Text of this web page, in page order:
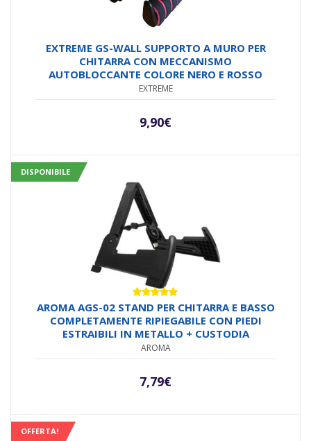
EXTREME GS-WALL SUPPORTO A MURO PER
CHITARRA CON MECCANISMO
AUTOBLOCCANTE COLORE NERO E ROSSO
EXTREME
9,90€
DISPONIBILE
Valutato
5.00su 5
AROMA AGS-02 STAND PER CHITARRA E BASSO
COMPLETAMENTE RIPIEGABILE CON PIEDI
ESTRAIBILI IN METALLO + CUSTODIA
AROMA
7,79€
OFFERTA!